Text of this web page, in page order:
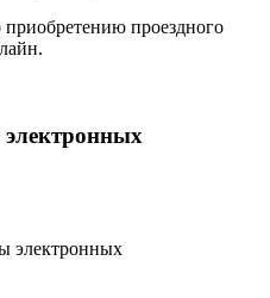
приобретению проездного